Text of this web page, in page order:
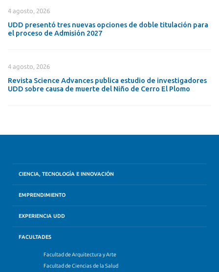
4 agosto, 2026
UDD presentó tres nuevas opciones de doble titulación para
el proceso de Admisión 2027
4 agosto, 2026
Revista Science Advances publica estudio de investigadores
UDD sobre causa de muerte del Niño de Cerro El Plomo
CIENCIA, TECNOLOGÍA E INNOVACIÓN
EMPRENDIMIENTO
EXPERIENCIA UDD
FACULTADES
Facultad de Arquitectura y Arte
Facultad de Ciencias de la Salud